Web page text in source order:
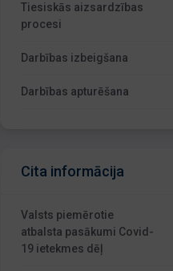
Tiesiskās aizsardzības
procesi
Darbības izbeigšana
Darbības apturēšana
Cita informācija
Valsts piemērotie
atbalsta pasākumi Covid-
19 ietekmes dēļ